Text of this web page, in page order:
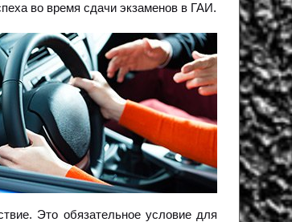
во время сдачи экзаменов в ГАИ.
Это обязательное условие для